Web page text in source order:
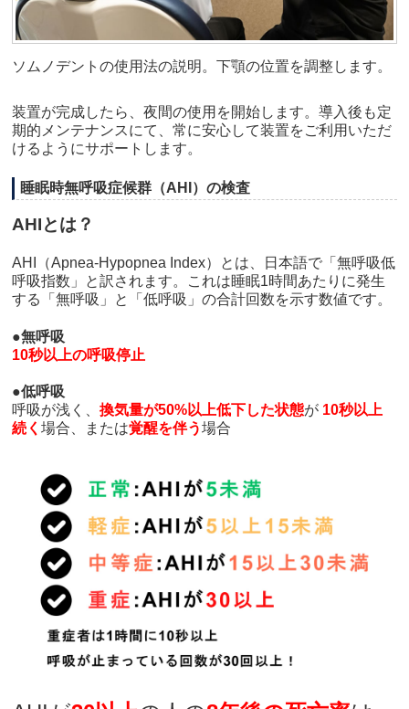
ソムノデントの使用法の説明。下顎の位置を調整します。
装置が完成したら、夜間の使用を開始します。導入後も定
期的メンテナンスにて、常に安心して装置をご利用いただ
けるようにサポートします。
睡眠時無呼吸症候群（AHI）の検査
AHIとは？
AHI（Apnea-Hypopnea Index）とは、日本語で「無呼吸低
呼吸指数」と訳されます。これは睡眠1時間あたりに発生
する「無呼吸」と「低呼吸」の合計回数を示す数値です。
●無呼吸
10秒以上の呼吸停止
●低呼吸
呼吸が浅く、換気量が50%以上低下した状態が 10秒以上
続く場合、または覚醒を伴う場合